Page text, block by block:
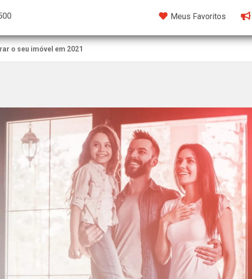
Meus Favoritos
o seu imóvel em 2021